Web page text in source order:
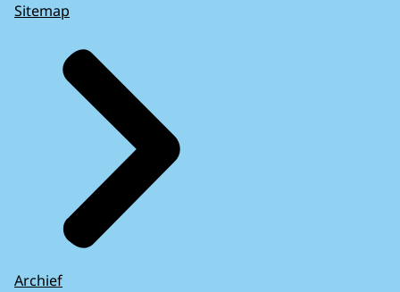
Sitemap
Archief